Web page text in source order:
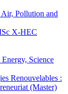
Pollution and
X-HEC
Science
Renouvelables :
(Master)